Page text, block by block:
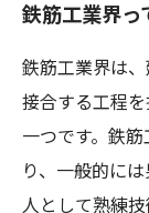
鉄筋工業界っ
鉄筋工業界は
接合する工程
一つです。鉄
り、一般的に
人として熟練